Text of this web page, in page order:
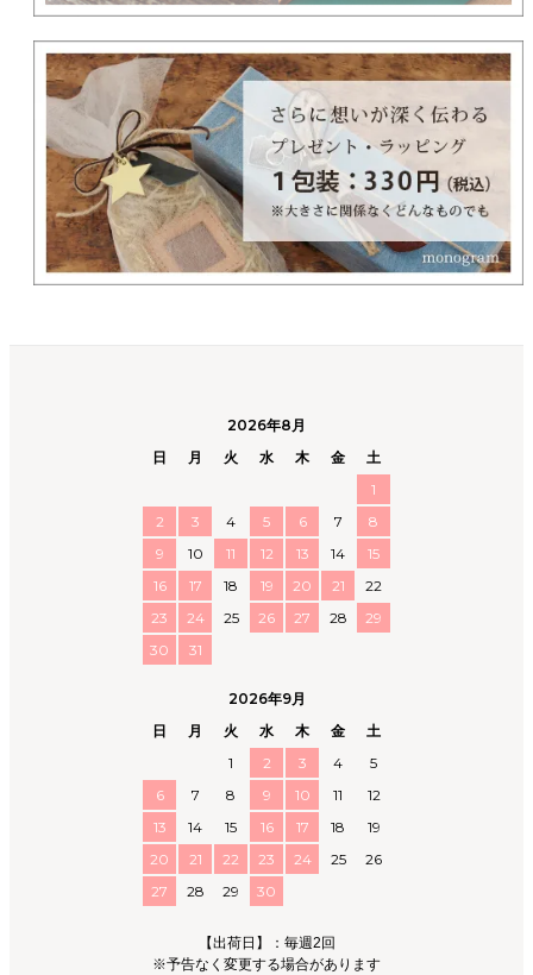
2026年8月
日
月 火 水 木 金
土
1
2
3 4 5 6 7
8
9
10 11 12 13 14
15
16
17 18 19 20 21
22
23
24 25 26 27 28
29
30
31
2026年9月
日
月 火 水 木 金
土
1
2 3 4
5
6
7 8 9 10 11
12
13
14 15 16 17 18
19
20
21 22 23 24 25
26
27
28 29 30
【出荷日】：毎週2回
※予告なく変更する場合があります